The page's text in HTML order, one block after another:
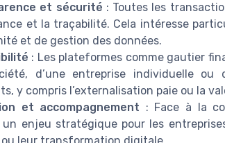
et sécurité : Toutes les
et la traçabilité. Cela intéresse
et de gestion des données.
: Les plateformes comme gautier
d’une entreprise individuelle ou
y compris l’externalisation paie ou la
et accompagnement : Face à la
enjeu stratégique pour les